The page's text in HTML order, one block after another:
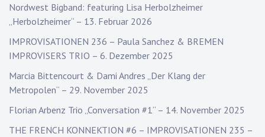
Nordwest Bigband: featuring Lisa Herbolzheimer
„Herbolzheimer“ – 13. Februar 2026
IMPROVISATIONEN 236 – Paula Sanchez & BREMEN
IMPROVISERS TRIO – 6. Dezember 2025
Marcia Bittencourt & Dami Andres „Der Klang der
Metropolen“ – 29. November 2025
Florian Arbenz Trio „Conversation #1“ – 14. November 2025
THE FRENCH KONNEKTION #6 – IMPROVISATIONEN 235 –